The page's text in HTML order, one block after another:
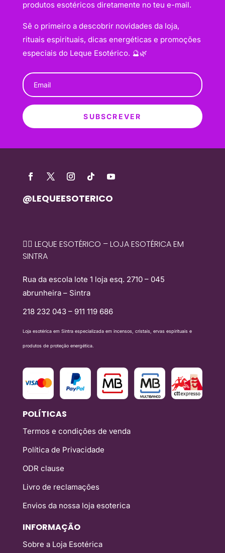
produtos esotéricos diretamente no teu e-mail.
Sê o primeiro a descobrir novidades da loja,
rituais espirituais, dicas energéticas e promoções
especiais do Leque Esotérico. 🔮🌿
SUBSCREVER
@LEQUEESOTERICO
🧙‍♀️ LEQUE ESOTÉRICO – LOJA ESOTÉRICA EM
SINTRA
Rua da escola lote 1 loja esq. 2710 – 045
abrunheira – Sintra
218 232 043 – 911 119 686
Loja esotérica em Sintra especializada em incensos, cristais, ervas espirituais e
produtos de proteção energética.
POLÍTICAS
Termos e condições de venda
Política de Privacidade
ODR clause
Livro de reclamações
Envios da nossa loja esoterica
INFORMAÇÃO
Sobre a Loja Esotérica